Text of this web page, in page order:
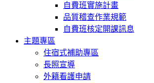
自費班實施計畫
品質稽查作業規範
自費班核定開課訊息
主題專區
住宿式補助專區
長照宣導
外籍看護申請